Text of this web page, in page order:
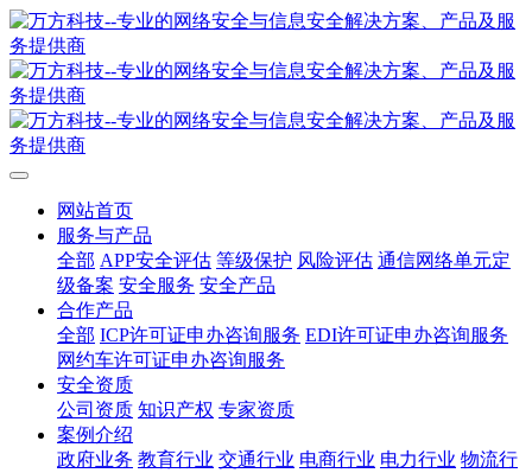
网站首页
服务与产品
全部 APP安全评估 等级保护 风险评估 通信网络单元定
级备案 安全服务 安全产品
合作产品
全部 ICP许可证申办咨询服务 EDI许可证申办咨询服务
网约车许可证申办咨询服务
安全资质
公司资质 知识产权 专家资质
案例介绍
政府业务 教育行业 交通行业 电商行业 电力行业 物流行